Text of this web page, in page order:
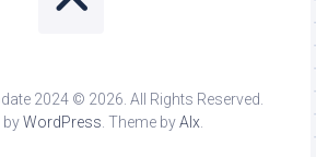
2024 © 2026. All Rights Reserved.
byWordPress. Theme byAlx.